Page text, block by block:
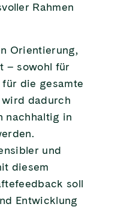
Rahmen
Orientierung,
– sowohl für
für die gesamte
wird dadurch
nachhaltig in
und
diesem
soll
Entwicklung